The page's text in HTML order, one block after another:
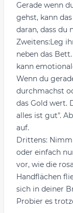
Gerade wenn
gehst, kann
daran, dass du
Zweitens:Leg
neben das
kann
Wenn du
durchmachst
das Gold wert.
alles ist gut".
auf.
Drittens:
oder einfach
vor, wie die
Handflächen
sich in deiner
Probier es